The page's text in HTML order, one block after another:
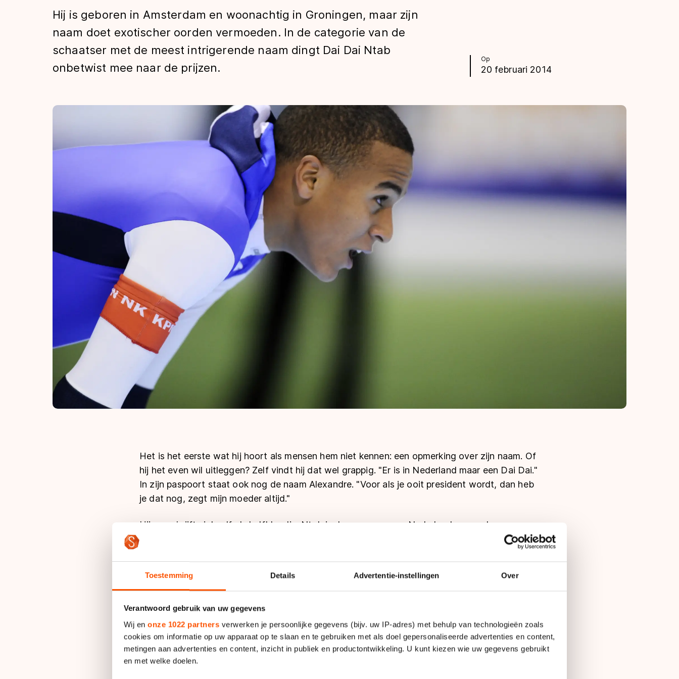
Toestemming Details Advertentie-instellingen Over
Verantwoord gebruik van uw gegevens
Wij en onze 1022 partners verwerken je persoonlijke gegevens (bijv. uw IP-adres) met behulp van technologieën zoals
cookies om informatie op uw apparaat op te slaan en te gebruiken met als doel gepersonaliseerde advertenties en content,
metingen aan advertenties en content, inzicht in publiek en productontwikkeling. U kunt kiezen wie uw gegevens gebruikt
en met welke doelen.
Tijden & historie
De weg op
Olympische Spelen
Op
20 februari 2014
Hij is geboren in Amsterdam en woonachtig in Groningen, maar zijn
naam doet exotischer oorden vermoeden. In de categorie van de
schaatser met de meest intrigerende naam dingt Dai Dai Ntab
onbetwist mee naar de prijzen.
Het is het eerste wat hij hoort als mensen hem niet kennen: een opmerking over zijn naam. Of
hij het even wil uitleggen? Zelf vindt hij dat wel grappig. "Er is in Nederland maar een Dai Dai."
In zijn paspoort staat ook nog de naam Alexandre. "Voor als je ooit president wordt, dan heb
je dat nog, zegt mijn moeder altijd."
Hij omschrijft zichzelf als halfbloedje. Ntab is de zoon van een Nederlandse moeder en een
vader met een oorsprong in Senegal. Zijn voornaam dankt hij aan een vriend van zijn vader,
een man met aanzien in het dorp waar de vader van Ntab vandaan komt. "Ik ken hem alleen
De 19-jarige Ntab is tweetalig opgevoed. Hij spreekt vloeiend Nederlands en Frans, al woont
hij al zijn hele leven in Nederland. Zijn ouders leerden elkaar kennen tijdens een vakantie van
zijn moeder, docente Frans, in het Afrikaanse land. Ze werden verliefd, waarna zijn vader naar
Amsterdam verhuisde. "Daaruit zijn mijn broertje en ik ontstaan", zegt Ntab.
Op zijn vierde gingen zijn ouders uit elkaar. Nog eens vier jaar later verhuisde Ntab met zijn